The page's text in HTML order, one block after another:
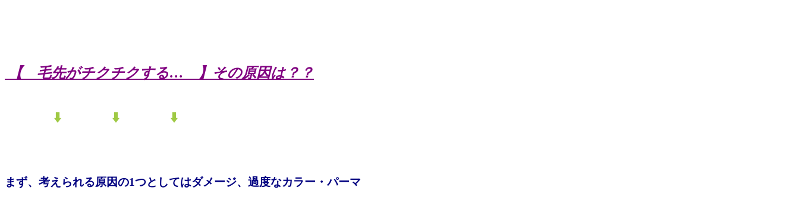
【 毛先がチクチクする… 】その原因は？？
まず、考えられる原因の1つとしてはダメージ、過度なカラー・パーマ